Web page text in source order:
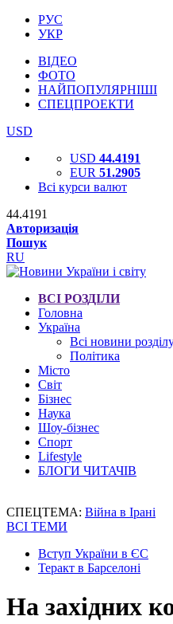
РУС
УКР
ВІДЕО
ФОТО
НАЙПОПУЛЯРНІШІ
СПЕЦПРОЕКТИ
USD
USD 44.4191
EUR 51.2905
Всі курси валют
44.4191
Авторизація
Пошук
RU
ВСІ РОЗДІЛИ
Головна
Україна
Всі новини
Політика
Місто
Світ
Бізнес
Наука
Шоу-бізнес
Спорт
Lifestyle
БЛОГИ ЧИТАЧІВ
СПЕЦТЕМА: Війна в Ірані
ВСІ ТЕМИ
Вступ України в ЄС
Теракт в Барселоні
На західних